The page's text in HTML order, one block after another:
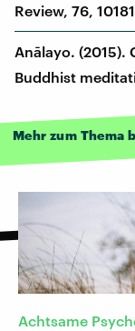
Review, 76,
Anālayo. (2015).
Buddhist
Mehr zum Thema
Achtsame